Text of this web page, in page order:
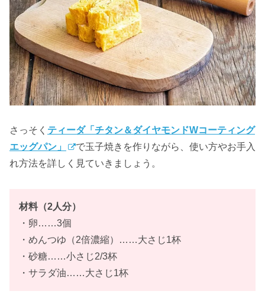
さっそく ティーダ「チタン＆ダイヤモンドWコーティング
エッグパン」
で玉子焼きを作りながら、使い方やお手入
れ方法を詳しく見ていきましょう。
材料（2人分）
・卵……3個
・めんつゆ（2倍濃縮）……大さじ1杯
・砂糖……小さじ2/3杯
・サラダ油……大さじ1杯